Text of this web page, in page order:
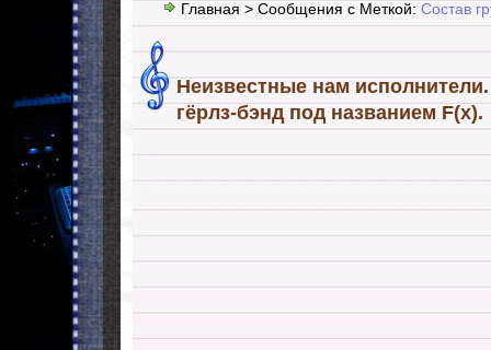
Теги ТОП
Главная > Сообщения с Меткой: Состав
Неизвестные нам
гёрлз-бэнд под названием F(x).